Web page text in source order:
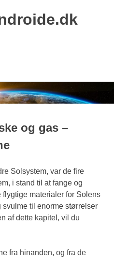
og gas –
Solsystem, var de fire
i stand til at fange og
materialer for Solens
til enorme størrelser
af dette kapitel, vil du
fra hinanden, og fra de